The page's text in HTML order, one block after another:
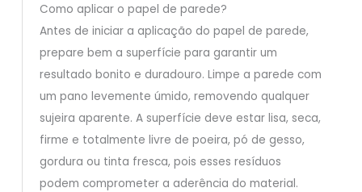
Como aplicar o papel de parede?
Antes de iniciar a aplicação do papel de parede,
prepare bem a superfície para garantir um
resultado bonito e duradouro. Limpe a parede com
um pano levemente úmido, removendo qualquer
sujeira aparente. A superfície deve estar lisa, seca,
firme e totalmente livre de poeira, pó de gesso,
gordura ou tinta fresca, pois esses resíduos
podem comprometer a aderência do material.